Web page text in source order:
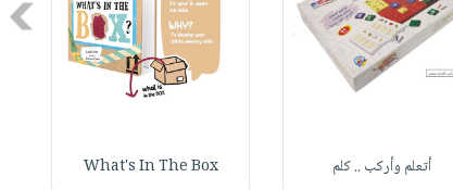
أتعلم وأركب .. كلم What's In The Box